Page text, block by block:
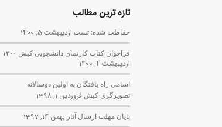
تازه ترین مطالب
حفاظت شده: تست اردیبهشت 5, 1400
فراخوان کتاب کارنمای دانشجویی کیش ۱۴۰۰
اردیبهشت 4, 1400
اسامی راه یافتگان به اولین دوسالانه
تصویرگری کیش فروردین 1, 1398
پایان مهلت ارسال آثار بهمن 14, 1397